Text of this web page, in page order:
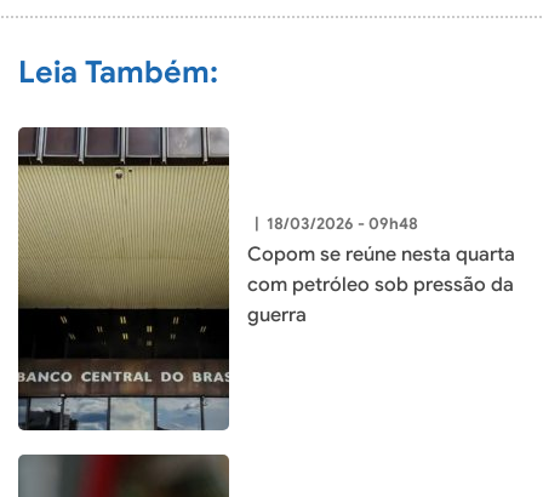
Leia Também:
| 18/03/2026 - 09h48
Copom se reúne nesta quarta
com petróleo sob pressão da
guerra